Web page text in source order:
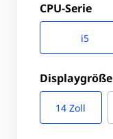
CPU-Serie
i5
Displaygröße
14 Zoll